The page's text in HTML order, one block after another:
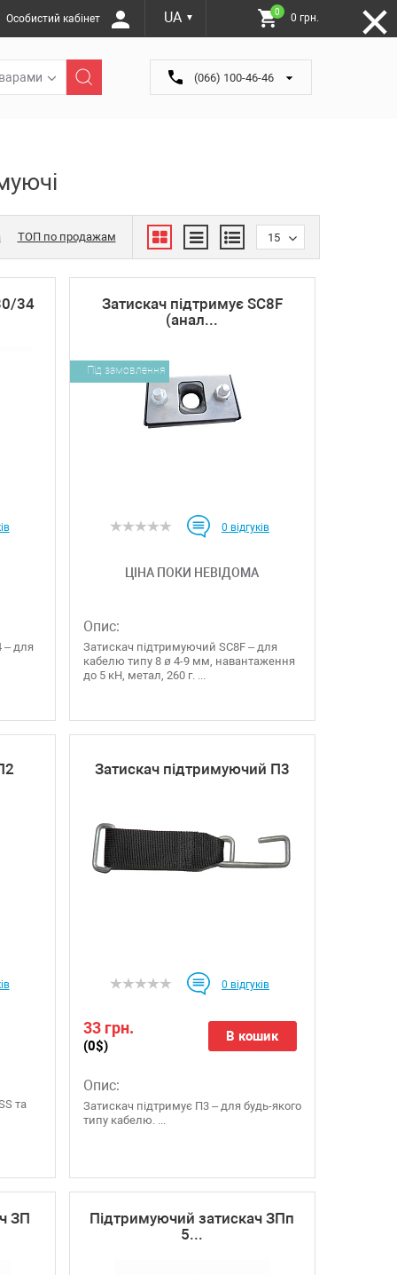
Особистий кабінет UA ▼
0 0 грн.
(066) 100-46-46
ТОП по продажам 15
34
– для
Затискач підтримує SC8F
(анал...
Під замовлення
0 відгуків
ЦІНА ПОКИ НЕВІДОМА
Опис:
Затискач підтримуючий SC8F – для
кабелю типу 8 ø 4-9 мм, навантаження
до 5 кН, метал, 260 г. ...
та
Затискач підтримуючий П3
0 відгуків
33 грн.
(0$)
В кошик
Опис:
Затискач підтримує П3 – для будь-якого
типу кабелю. ...
ЗП
Підтримуючий затискач ЗПп
5...